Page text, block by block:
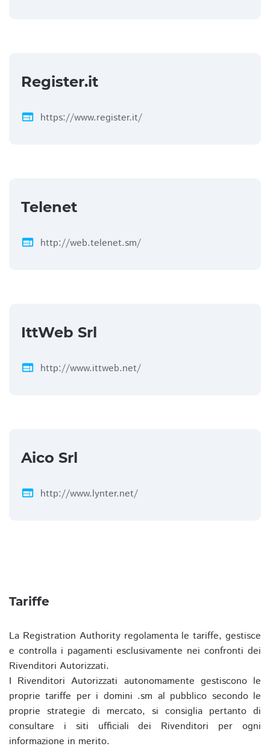
Register.it
web https://www.register.it/
Telenet
web http://web.telenet.sm/
IttWeb Srl
web http://www.ittweb.net/
Aico Srl
web http://www.lynter.net/
Tariffe
La Registration Authority regolamenta le tariffe, gestisce
e controlla i pagamenti esclusivamente nei confronti dei
Rivenditori Autorizzati.
I Rivenditori Autorizzati autonomamente gestiscono le
proprie tariffe per i domini .sm al pubblico secondo le
proprie strategie di mercato, si consiglia pertanto di
consultare i siti ufficiali dei Rivenditori per ogni
informazione in merito.